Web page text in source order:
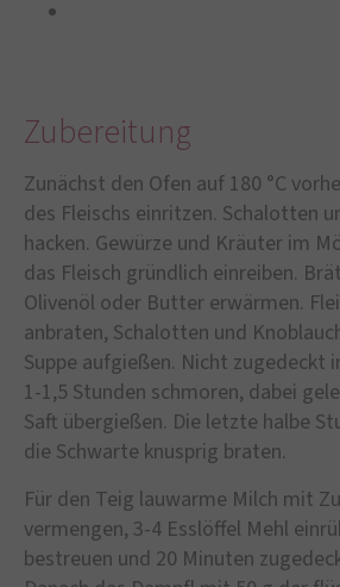
Zubereitung
Zunächst den Ofen auf 180 °C
des Fleischs einritzen. Schalotten
hacken. Gewürze und Kräuter im
das Fleisch gründlich einreiben.
Olivenöl oder Butter erwärmen.
anbraten, Schalotten und
Suppe aufgießen. Nicht zugedeckt
1-1,5 Stunden schmoren, dabei
Saft übergießen. Die letzte halbe
die Schwarte knusprig braten.
Für den Teig lauwarme Milch mit
vermengen, 3-4 Esslöffel Mehl
bestreuen und 20 Minuten